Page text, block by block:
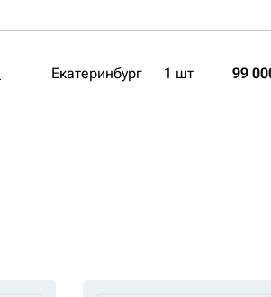
Екатеринбург 1 шт 99